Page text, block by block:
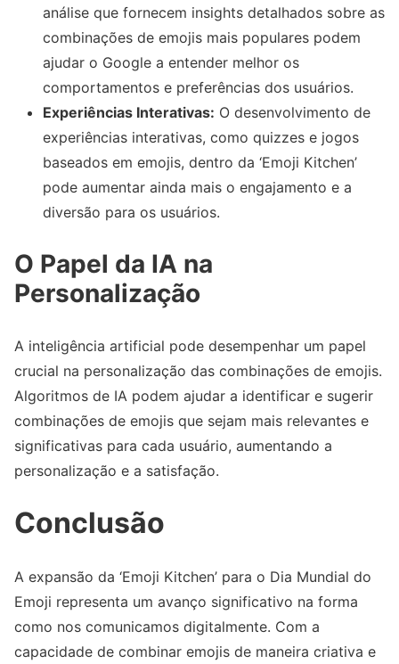
análise que fornecem insights detalhados sobre as
combinações de emojis mais populares podem
ajudar o Google a entender melhor os
comportamentos e preferências dos usuários.
Experiências Interativas: O desenvolvimento de
experiências interativas, como quizzes e jogos
baseados em emojis, dentro da ‘Emoji Kitchen’
pode aumentar ainda mais o engajamento e a
diversão para os usuários.
O Papel da IA na
Personalização
A inteligência artificial pode desempenhar um papel
crucial na personalização das combinações de emojis.
Algoritmos de IA podem ajudar a identificar e sugerir
combinações de emojis que sejam mais relevantes e
significativas para cada usuário, aumentando a
personalização e a satisfação.
Conclusão
A expansão da ‘Emoji Kitchen’ para o Dia Mundial do
Emoji representa um avanço significativo na forma
como nos comunicamos digitalmente. Com a
capacidade de combinar emojis de maneira criativa e